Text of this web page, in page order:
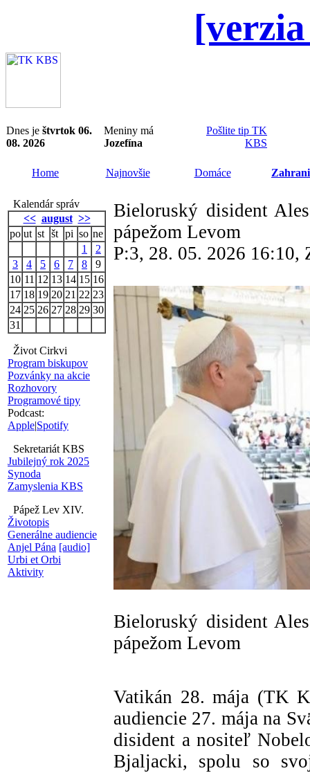
Dnes je štvrtok 06.
08. 2026
Meniny má
Jozefína
Pošlite tip TK
KBS
Home Najnovšie Domáce
Kalendár správ
<< august >>
po ut st št pi so ne
1
2
3
4 5 6 7 8
9
10 11 12 13 14 15 16
17 18 19 20 21 22 23
24 25 26 27 28 29 30
31
Život Cirkvi
Program biskupov
Pozvánky na akcie
Rozhovory
Programové tipy
Podcast:
Apple|Spotify
Sekretariát KBS
Jubilejný rok 2025
Synoda
Zamyslenia KBS
Pápež Lev XIV.
Životopis
Generálne audiencie
Anjel Pána [audio]
Urbi et Orbi
Aktivity
Bieloruský disident
pápežom Levom
P:3, 28. 05. 2026 16:10,
Bieloruský disident
pápežom Levom
Vatikán 28. mája (TK
audiencie 27. mája na
disident a nositeľ
Bjaljacki, spolu so